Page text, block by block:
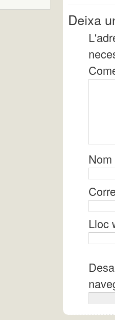
Deixa
Nom
Lloc